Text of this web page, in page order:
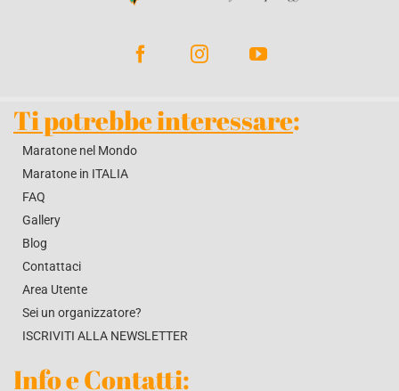
Ti potrebbe interessare:
Maratone nel Mondo
Maratone in ITALIA
FAQ
Gallery
Blog
Contattaci
Area Utente
Sei un organizzatore?
ISCRIVITI ALLA NEWSLETTER
Info e Contatti: